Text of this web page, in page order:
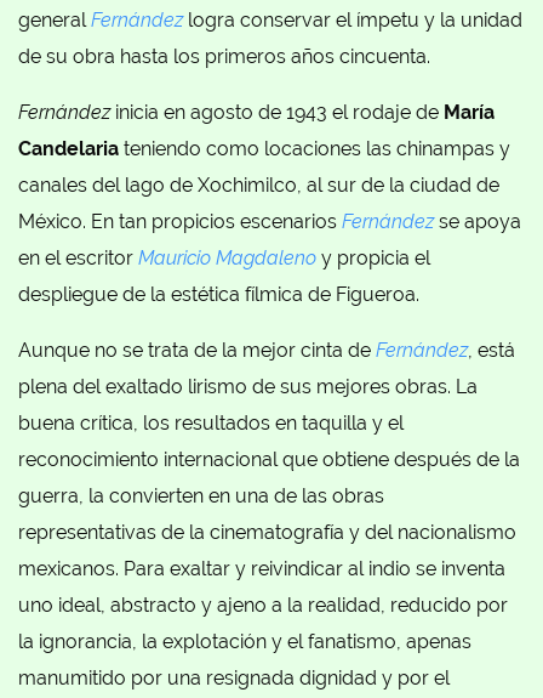
generalFernándezlogra conservar el ímpetu y la unidad
de su obra hasta los primeros años cincuenta.
Fernándezinicia en agosto de 1943 el rodaje de María
Candelaria teniendo como locaciones las chinampas y
canales del lago de Xochimilco, al sur de la ciudad de
México. En tan propicios escenarios Fernándezse apoya
en el escritor Mauricio Magdaleno y propicia el
despliegue de la estética fílmica de Figueroa.
Aunque no se trata de la mejor cinta de Fernández, está
plena del exaltado lirismo de sus mejores obras. La
buena crítica, los resultados en taquilla y el
reconocimiento internacional que obtiene después de la
guerra, la convierten en una de las obras
representativas de la cinematografía y del nacionalismo
mexicanos. Para exaltar y reivindicar al indio se inventa
uno ideal, abstracto y ajeno a la realidad, reducido por
la ignorancia, la explotación y el fanatismo, apenas
manumitido por una resignada dignidad y por el